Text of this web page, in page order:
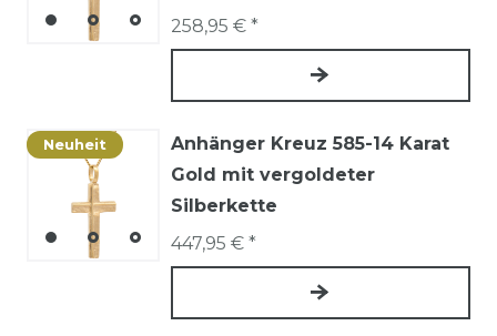
258,95 € *
Neuheit
Anhänger Kreuz 585-14 Karat
Gold mit vergoldeter
Silberkette
447,95 € *